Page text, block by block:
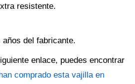
resistente.
años del fabricante.
enlace, puedes encontrar
comprado esta vajilla en